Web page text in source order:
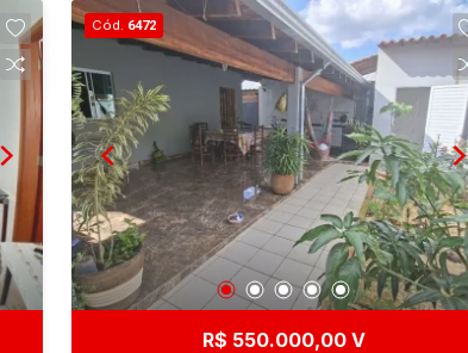
Cód. 6472
R$ 550.000,00 V